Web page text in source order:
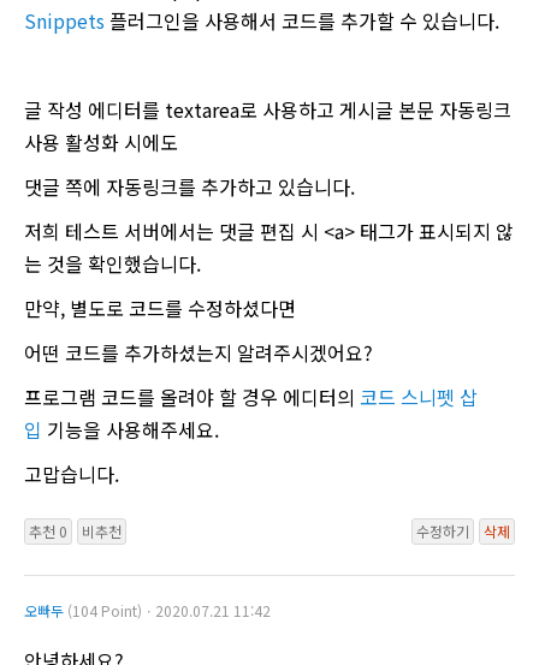
Snippets 플러그인을 사용해서 코드를 추가할 수 있습니다.
글 작성 에디터를 textarea로 사용하고 게시글 본문 자동링크
사용 활성화 시에도
댓글 쪽에 자동링크를 추가하고 있습니다.
저희 테스트 서버에서는 댓글 편집 시 <a> 태그가 표시되지 않
는 것을 확인했습니다.
만약, 별도로 코드를 수정하셨다면
어떤 코드를 추가하셨는지 알려주시겠어요?
프로그램 코드를 올려야 할 경우 에디터의 코드 스니펫 삽
입 기능을 사용해주세요.
고맙습니다.
추천 0 비추천 수정하기 삭제
오빠두 (104 Point)ㆍ2020.07.21 11:42